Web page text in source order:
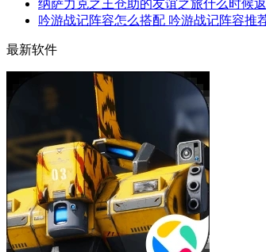
纳萨力克之王仓助的友谊之旅什么时候
吟游战记阵容怎么搭配 吟游战记阵容推
最新软件